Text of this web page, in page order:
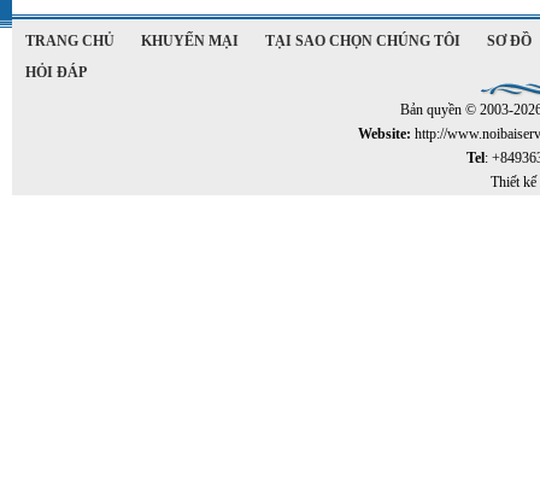
TRANG CHỦ KHUYẾN MẠI TẠI SAO CHỌN CHÚNG TÔI
SƠ ĐỒ
HỎI ĐÁP
Bản quyền © 2003-
Website: http://
Tel:
Thiết kế